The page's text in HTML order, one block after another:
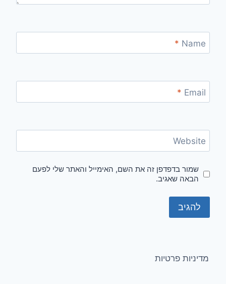
Name
*
Email
*
Website
שמור בדפדפן זה את השם, האימייל והאתר שלי לפעם
הבאה שאגיב.
מדיניות פרטיות